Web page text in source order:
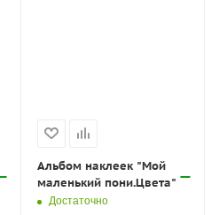
Альбом наклеек "Мой
маленький пони.Цвета"
Достаточно